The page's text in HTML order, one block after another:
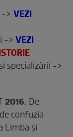
> VEZI
-> VEZI
specializării ->
2016. De
confuzia
Limba şi